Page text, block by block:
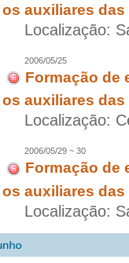
os auxiliares
Localização:
2006/05/25
Formação de
os auxiliares
Localização:
2006/05/29 ~ 30
Formação de
os auxiliares
Localização: